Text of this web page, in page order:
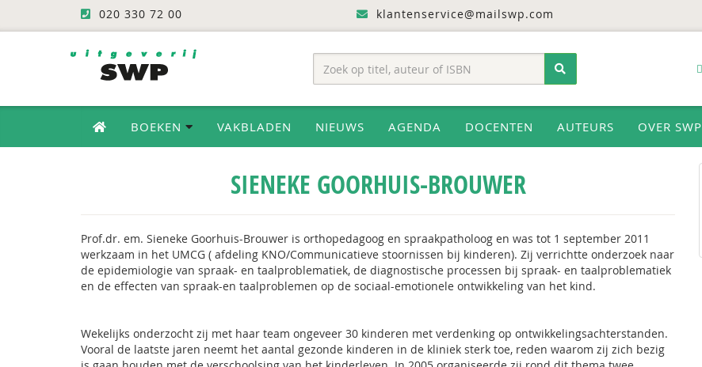
020 330 72 00 klantenservice@mailswp.com
BOEKEN VAKBLADEN NIEUWS AGENDA DOCENTEN AUTEURS OVER SWP
SIENEKE GOORHUIS-BROUWER
Prof.dr. em. Sieneke Goorhuis-Brouwer is orthopedagoog en spraakpatholoog en was tot 1 september 2011
werkzaam in het UMCG ( afdeling KNO/Communicatieve stoornissen bij kinderen). Zij verrichtte onderzoek naar
de epidemiologie van spraak- en taalproblematiek, de diagnostische processen bij spraak- en taalproblematiek
en de effecten van spraak-en taalproblemen op de sociaal-emotionele ontwikkeling van het kind.
Wekelijks onderzocht zij met haar team ongeveer 30 kinderen met verdenking op ontwikkelingsachterstanden.
Vooral de laatste jaren neemt het aantal gezonde kinderen in de kliniek sterk toe, reden waarom zij zich bezig